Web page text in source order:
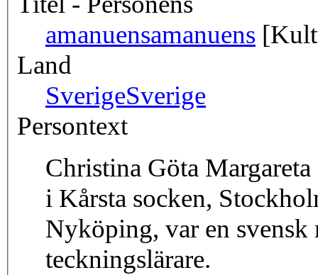
amanuensamanuens
Land
SverigeSverige
Persontext
Christina Göta
i Kårsta socken,
Nyköping, var en
teckningslärare.